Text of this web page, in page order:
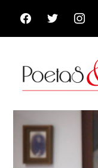
FACEBOOKTWITTER